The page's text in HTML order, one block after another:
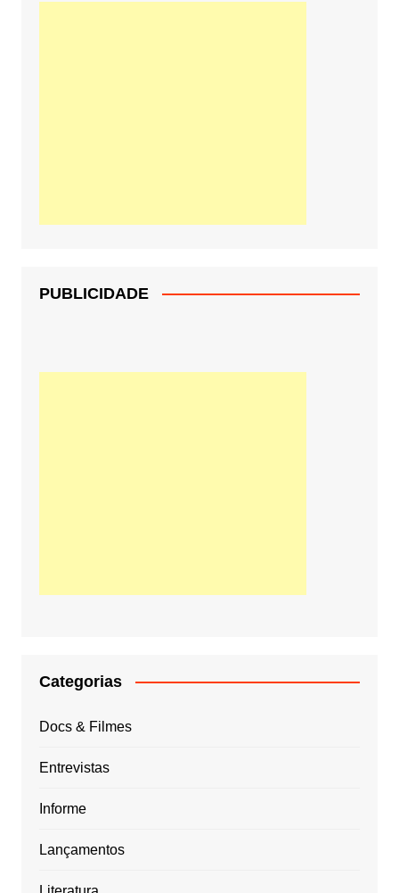
PUBLICIDADE
Categorias
Docs & Filmes
Entrevistas
Informe
Lançamentos